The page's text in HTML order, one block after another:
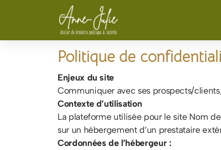
Politique de
Enjeux du site
Communiquer avec ses prospects/
Contexte d’utilisation
La plateforme utilisée pour le site Nom
sur un hébergement d’un prestataire
Cordonnées de l’hébergeur :